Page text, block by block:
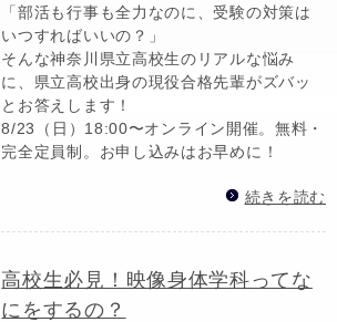
「部活も行事も全力なのに、受験の対策は
いつすればいいの？」
そんな神奈川県立高校生のリアルな悩み
に、県立高校出身の現役合格先輩がズバッ
とお答えします！
8/23（日）18:00〜オンライン開催。無料・
完全定員制。お申し込みはお早めに！
続きを読む
高校生必見！映像身体学科ってな
にをするの？